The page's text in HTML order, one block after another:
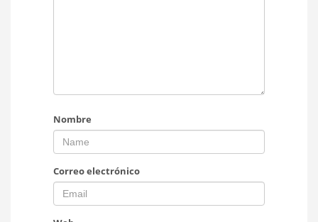
Nombre
Correo electrónico